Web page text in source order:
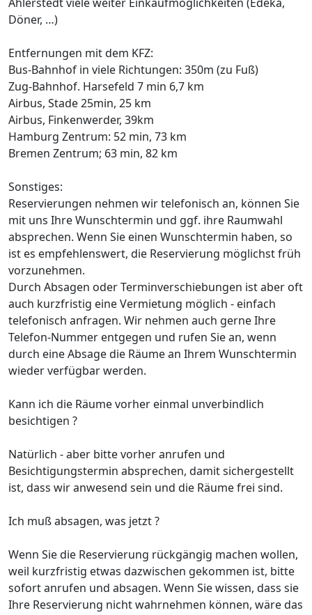
Döner, …)
Entfernungen mit dem KFZ:
Bus-Bahnhof in viele Richtungen: 350m (zu Fuß)
Zug-Bahnhof. Harsefeld 7 min 6,7 km
Airbus, Stade 25min, 25 km
Airbus, Finkenwerder, 39km
Hamburg Zentrum: 52 min, 73 km
Bremen Zentrum; 63 min, 82 km
Sonstiges:
Reservierungen nehmen wir telefonisch an, können Sie
mit uns Ihre Wunschtermin und ggf. ihre Raumwahl
absprechen. Wenn Sie einen Wunschtermin haben, so
ist es empfehlenswert, die Reservierung möglichst früh
vorzunehmen.
Durch Absagen oder Terminverschiebungen ist aber oft
auch kurzfristig eine Vermietung möglich - einfach
telefonisch anfragen. Wir nehmen auch gerne Ihre
Telefon-Nummer entgegen und rufen Sie an, wenn
durch eine Absage die Räume an Ihrem Wunschtermin
wieder verfügbar werden.
Kann ich die Räume vorher einmal unverbindlich
besichtigen ?
Natürlich - aber bitte vorher anrufen und
Besichtigungstermin absprechen, damit sichergestellt
ist, dass wir anwesend sein und die Räume frei sind.
Ich muß absagen, was jetzt ?
Wenn Sie die Reservierung rückgängig machen wollen,
weil kurzfristig etwas dazwischen gekommen ist, bitte
sofort anrufen und absagen. Wenn Sie wissen, dass sie
Ihre Reservierung nicht wahrnehmen können, wäre das